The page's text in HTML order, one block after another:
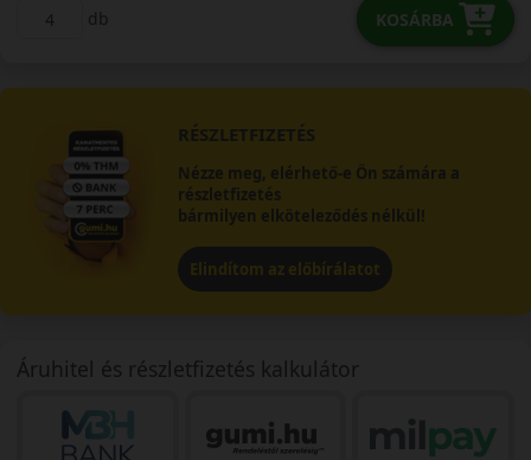
db KOSÁRBA
RÉSZLETFIZETÉS
Nézze meg, elérhető-e Ön számára a
részletfizetés
bármilyen elköteleződés nélkül!
Elindítom az előbírálatot
Áruhitel és részletfizetés kalkulátor